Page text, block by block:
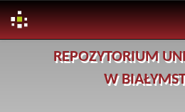
REPOZYTORIUM
W